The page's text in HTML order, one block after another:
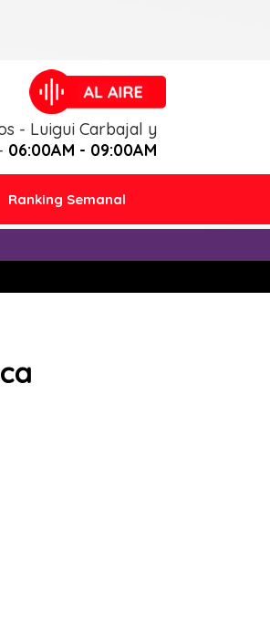
- Luigui Carbajal y
06:00AM - 09:00AM
Ranking Semanal